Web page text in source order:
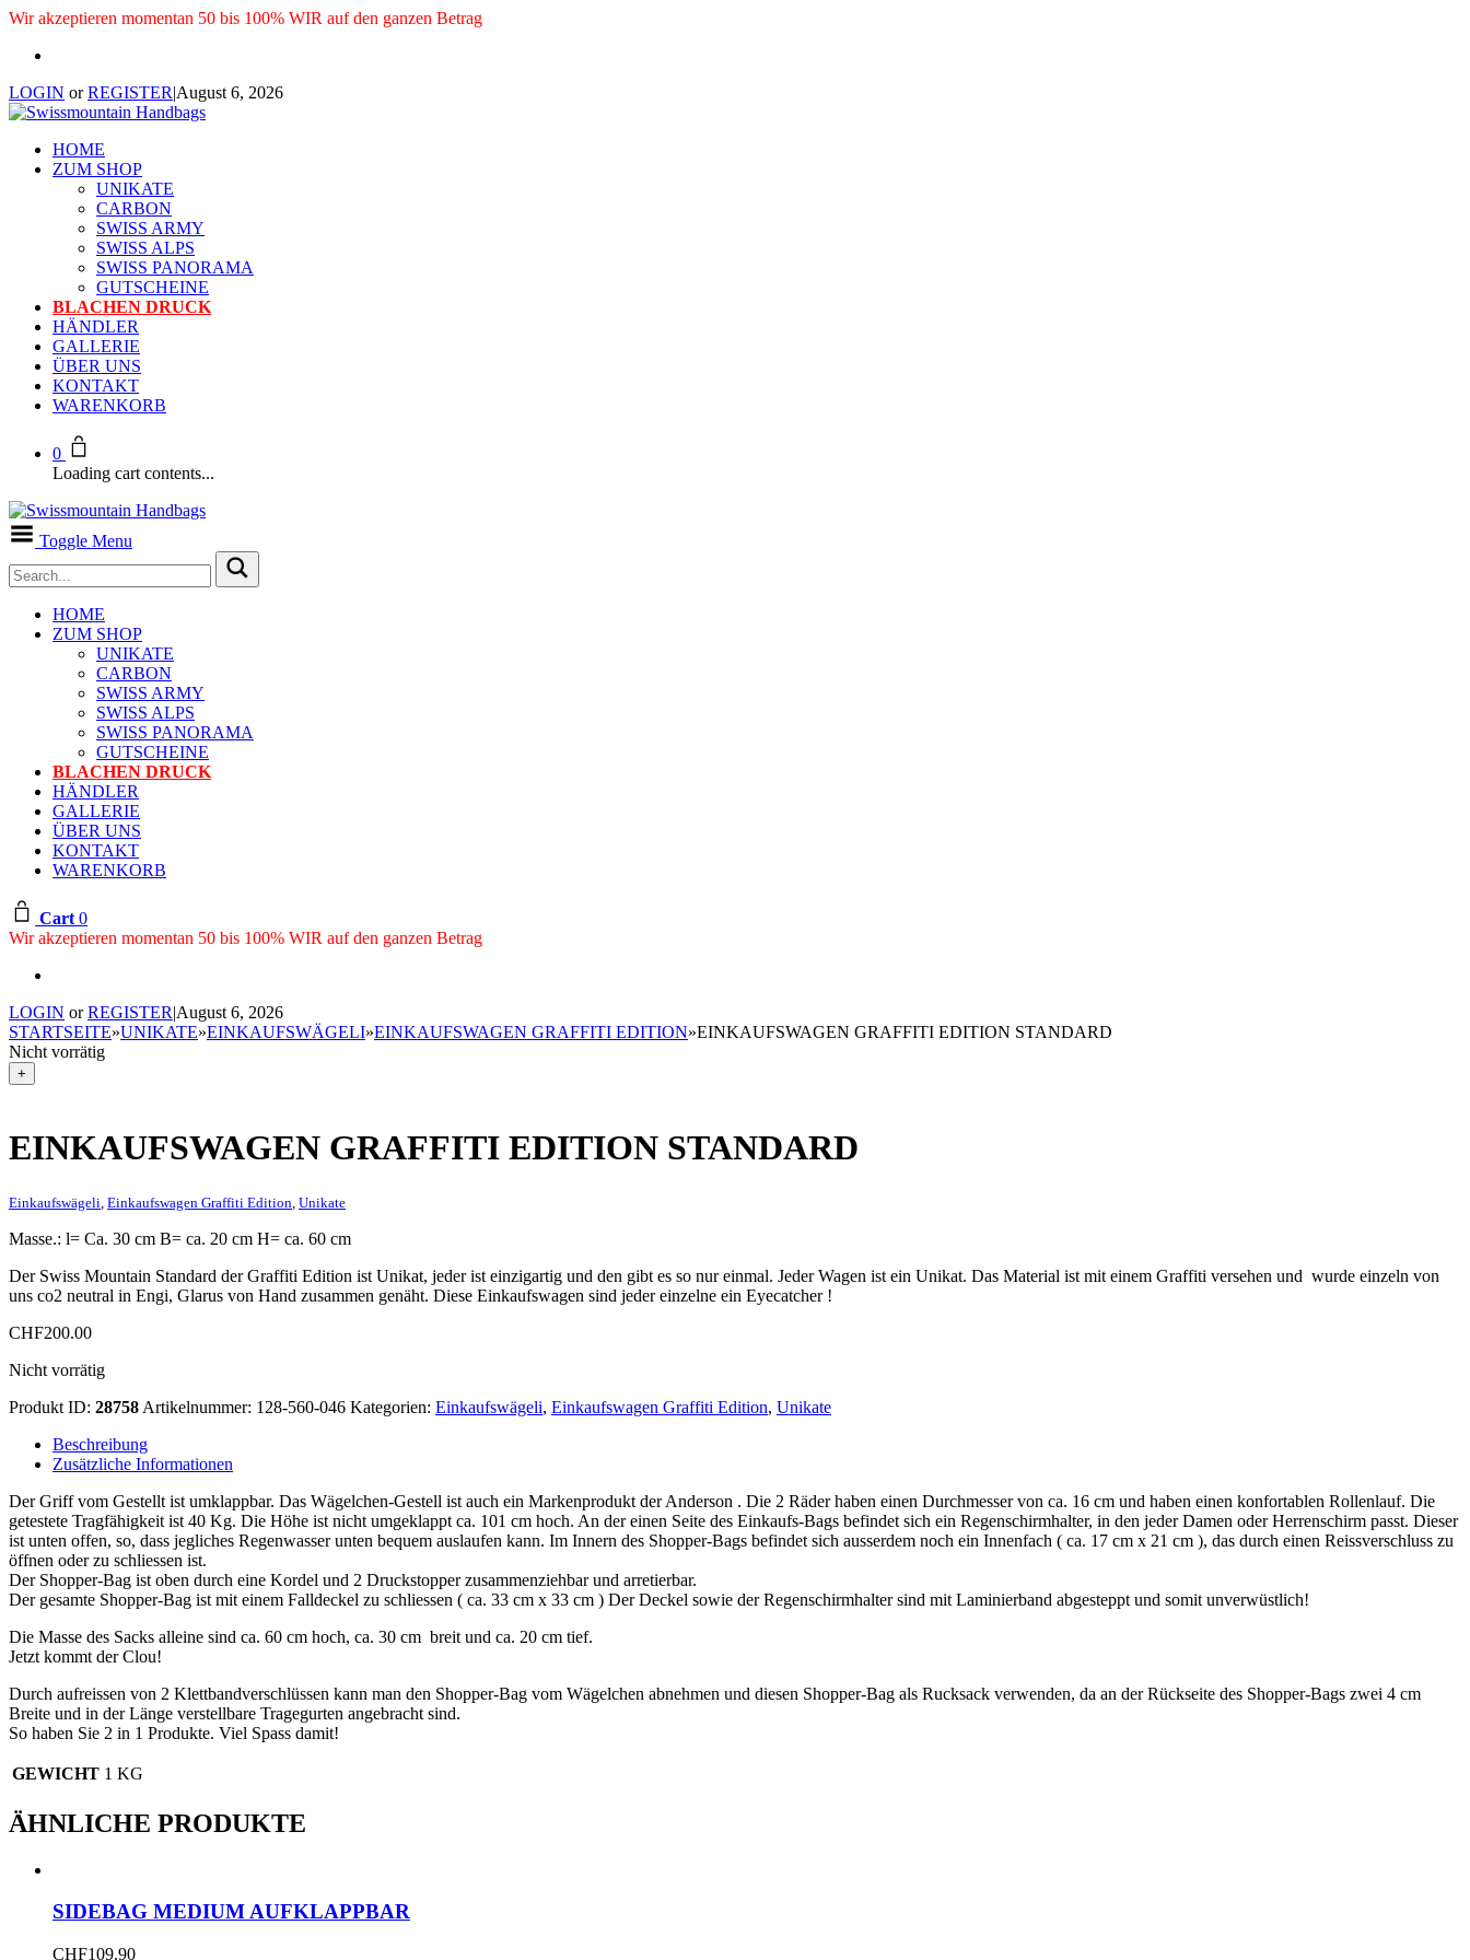
Wir akzeptieren momentan 50 bis 100% WIR auf den ganzen Betrag
LOGIN orREGISTER|August 6, 2026
HOME
ZUM SHOP
UNIKATE
CARBON
SWISS ARMY
SWISS ALPS
SWISS PANORAMA
GUTSCHEINE
BLACHEN DRUCK
HÄNDLER
GALLERIE
ÜBER UNS
KONTAKT
WARENKORB
0
Loading cart contents...
Toggle Menu
HOME
ZUM SHOP
UNIKATE
CARBON
SWISS ARMY
SWISS ALPS
SWISS PANORAMA
GUTSCHEINE
BLACHEN DRUCK
HÄNDLER
GALLERIE
ÜBER UNS
KONTAKT
WARENKORB
Cart 0
Wir akzeptieren momentan 50 bis 100% WIR auf den ganzen Betrag
LOGIN orREGISTER|August 6, 2026
STARTSEITE»UNIKATE»EINKAUFSWÄGELI»EINKAUFSWAGEN GRAFFITI EDITION»EINKAUFSWAGEN GRAFFITI EDITION STANDARD
Nicht vorrätig
+
EINKAUFSWAGEN GRAFFITI EDITION STANDARD
Einkaufswägeli Einkaufswagen Graffiti Edition Unikate
Masse.: l= Ca. 30 cm B= ca. 20 cm H= ca. 60 cm
Der Swiss Mountain Standard der Graffiti Edition ist Unikat, jeder ist einzigartig und den gibt es so nur einmal. Jeder Wagen ist ein Unikat. Das Material ist mit einem Graffiti versehen und wurde einzeln von
uns co2 neutral in Engi, Glarus von Hand zusammen genäht. Diese Einkaufswagen sind jeder einzelne ein Eyecatcher !
CHF200.00
Nicht vorrätig
Produkt ID: 28758 Artikelnummer: 128-560-046 Kategorien: Einkaufswägeli, Einkaufswagen Graffiti Edition, Unikate
Beschreibung
Zusätzliche Informationen
Der Griff vom Gestellt ist umklappbar. Das Wägelchen-Gestell ist auch ein Markenprodukt der Anderson . Die 2 Räder haben einen Durchmesser von ca. 16 cm und haben einen konfortablen Rollenlauf. Die
getestete Tragfähigkeit ist 40 Kg. Die Höhe ist nicht umgeklappt ca. 101 cm hoch. An der einen Seite des Einkaufs-Bags befindet sich ein Regenschirmhalter, in den jeder Damen oder Herrenschirm passt. Dieser
ist unten offen, so, dass jegliches Regenwasser unten bequem auslaufen kann. Im Innern des Shopper-Bags befindet sich ausserdem noch ein Innenfach ( ca. 17 cm x 21 cm ), das durch einen Reissverschluss zu
öffnen oder zu schliessen ist.
Der Shopper-Bag ist oben durch eine Kordel und 2 Druckstopper zusammenziehbar und arretierbar.
Der gesamte Shopper-Bag ist mit einem Falldeckel zu schliessen ( ca. 33 cm x 33 cm ) Der Deckel sowie der Regenschirmhalter sind mit Laminierband abgesteppt und somit unverwüstlich!
Die Masse des Sacks alleine sind ca. 60 cm hoch, ca. 30 cm breit und ca. 20 cm tief.
Jetzt kommt der Clou!
Durch aufreissen von 2 Klettbandverschlüssen kann man den Shopper-Bag vom Wägelchen abnehmen und diesen Shopper-Bag als Rucksack verwenden, da an der Rückseite des Shopper-Bags zwei 4 cm
Breite und in der Länge verstellbare Tragegurten angebracht sind.
So haben Sie 2 in 1 Produkte. Viel Spass damit!
GEWICHT 1 KG
ÄHNLICHE PRODUKTE
SIDEBAG MEDIUM AUFKLAPPBAR
CHF109.90